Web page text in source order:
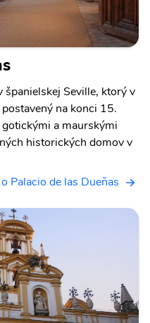
španielskej Seville, ktorý v
na konci 15.
a maurskými
historických domov v
Palacio de las Dueñas